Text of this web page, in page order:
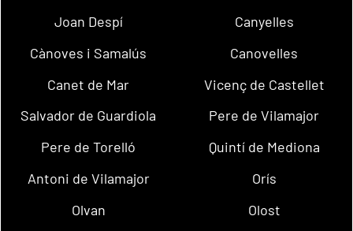
Joan Despí
Canyelles
Cànoves i Samalús
Canovelles
Canet de Mar
Vicenç de Castellet
Salvador de Guardiola
Pere de Vilamajor
Pere de Torelló
Quintí de Mediona
Antoni de Vilamajor
Orís
Olvan
Olost